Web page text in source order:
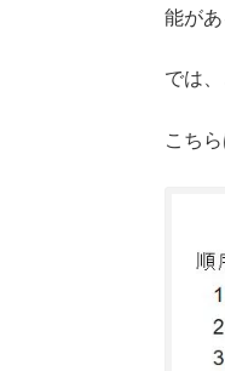
能が
では
こち